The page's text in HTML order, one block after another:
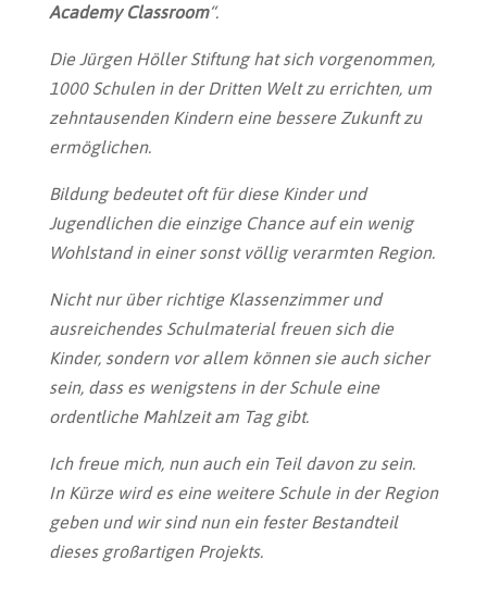
Academy Classroom“.
Die Jürgen Höller Stiftung hat sich vorgenommen,
1000 Schulen in der Dritten Welt zu errichten, um
zehntausenden Kindern eine bessere Zukunft zu
ermöglichen.
Bildung bedeutet oft für diese Kinder und
Jugendlichen die einzige Chance auf ein wenig
Wohlstand in einer sonst völlig verarmten Region.
Nicht nur über richtige Klassenzimmer und
ausreichendes Schulmaterial freuen sich die
Kinder, sondern vor allem können sie auch sicher
sein, dass es wenigstens in der Schule eine
ordentliche Mahlzeit am Tag gibt.
Ich freue mich, nun auch ein Teil davon zu sein.
In Kürze wird es eine weitere Schule in der Region
geben und wir sind nun ein fester Bestandteil
dieses großartigen Projekts.